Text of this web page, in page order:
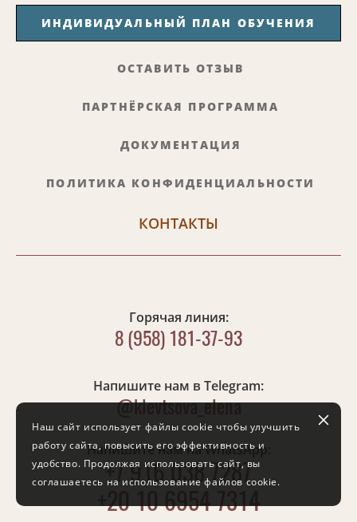
ИНДИВИДУАЛЬНЫЙ ПЛАН ОБУЧЕНИЯ
ОСТАВИТЬ ОТЗЫВ
ПАРТНЁРСКАЯ ПРОГРАММА
ДОКУМЕНТАЦИЯ
ПОЛИТИКА КОНФИДЕНЦИАЛЬНОСТИ
КОНТАКТЫ
Горячая линия:
8 (958) 181-37-93
Напишите нам в Telegram:
@klevtsova_elena
Напишите нам наWhatsApp
+7 916 038 7287
+20 10 6954 7314
Наш сайт использует файлы cookie чтобы улучшить
работу сайта, повысить его эффективность и
удобство. Продолжая использовать сайт, вы
соглашаетесь на использование файлов cookie.